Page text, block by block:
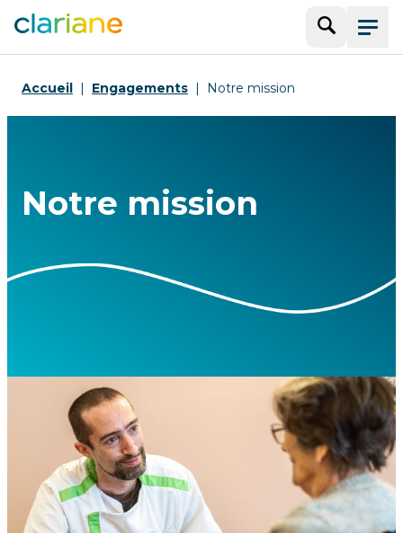
Menu
Accueil Engagements Notre mission
Notre mission